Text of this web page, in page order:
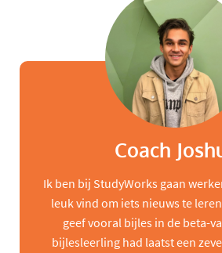
Coach
Ik ben bij StudyWorks gaan
leuk vind om iets nieuws te
geef vooral bijles in de beta-
bijlesleerling had laatst een